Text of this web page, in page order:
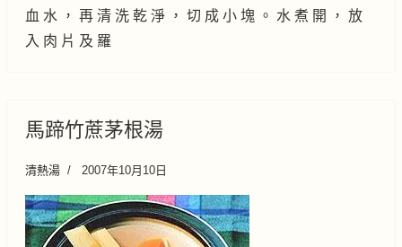
血 水 ， 再 清 洗 乾 淨 ， 切 成 小 塊 。 水 煮 開 ， 放
入 肉 片 及 羅
馬蹄竹蔗茅根湯
清熱湯 2007年10月10日